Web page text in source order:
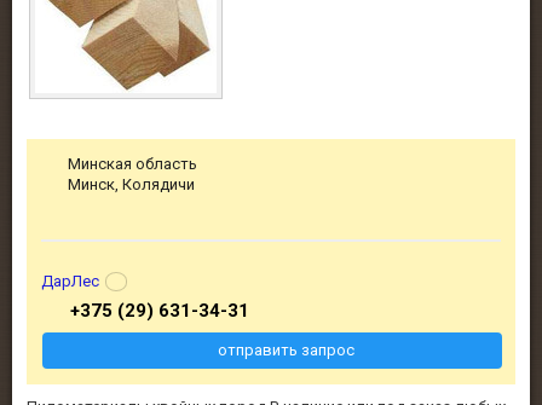
Минская область
Минск, Колядичи
ДарЛес
+375 (29) 631-34-31
отправить запрос